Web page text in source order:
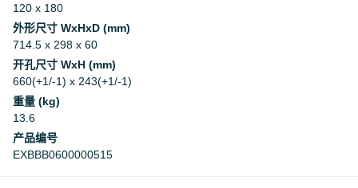
120 x 180
外形尺寸 WxHxD (mm)
714.5 x 298 x 60
开孔尺寸 WxH (mm)
660(+1/-1) x 243(+1/-1)
重量 (kg)
13.6
产品编号
EXBBB0600000515